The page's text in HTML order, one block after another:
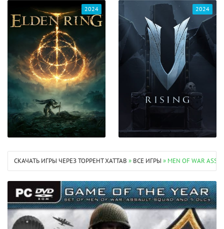
2024 2024
СКАЧАТЬ ИГРЫ ЧЕРЕЗ ТОРРЕНТ XATTAB » ВСЕ ИГРЫ » MEN OF WAR